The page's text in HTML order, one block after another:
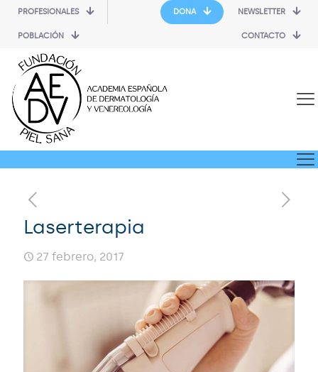
PROFESIONALES
POBLACIÓN
DONA NEWSLETTER
CONTACTO
Laserterapia
27 febrero, 2017